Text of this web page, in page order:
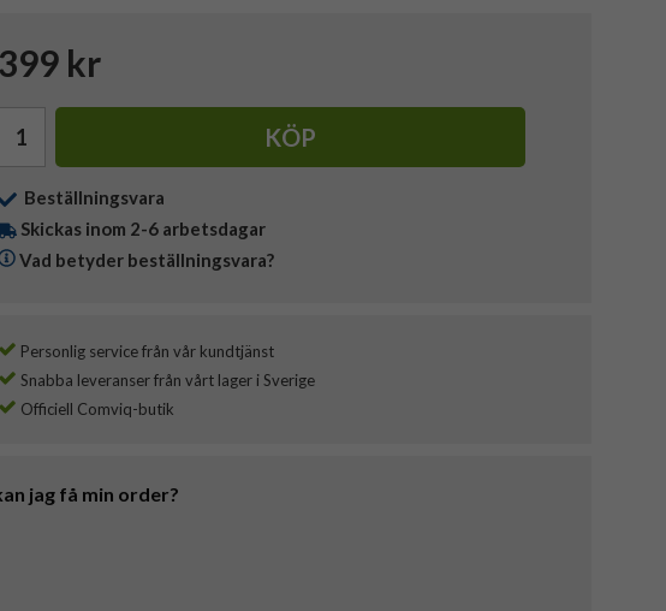
399 kr
KÖP
Beställningsvara
Skickas inom 2-6 arbetsdagar
Vad betyder beställningsvara?
Personlig service från vår kundtjänst
Snabba leveranser från vårt lager i Sverige
Officiell Comviq-butik
jag få min order?